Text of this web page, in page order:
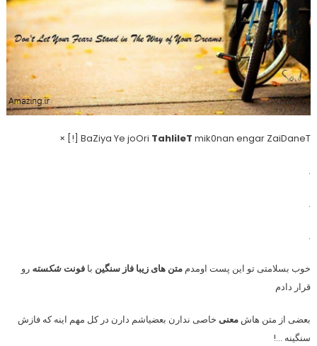
BaZiya Ye joOri TahlileT mik0nan engar ZaiDaneT [!] ×
.
.
.
خوب بسلامتی تو این پست اومدم متن های زیبا فاز سنگین با فونتشکسته رو
قرار دادم
بعضی از متن هاشمعنی خاصی ندارن بعضیاشم دارن در کل مهم اینه که فازش
سنگینه …!